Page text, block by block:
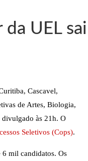
UEL sai
Cascavel,
de Artes, Biologia,
às 21h. O
Seletivos (Cops).
6 mil candidatos. Os